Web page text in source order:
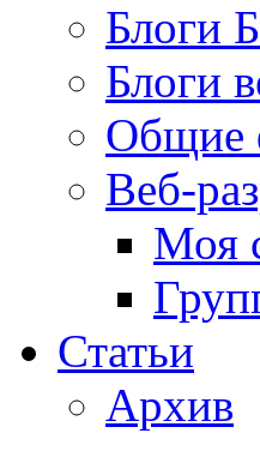
Блоги
Блоги
Общие
Веб-
Моя
Статьи
Архив